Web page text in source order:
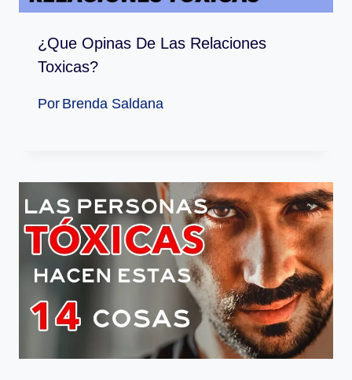
¿Que Opinas De Las Relaciones
Toxicas?
Por Brenda Saldana